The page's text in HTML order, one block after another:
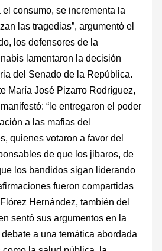
consumo, se incrementa la
las tragedias”, argumentó el
los defensores de la
lamentaron la decisión
del Senado de la República.
María José Pizarro Rodríguez,
“le entregaron el poder
a las mafias del
quienes votaron a favor del
de que los jibaros, de
los bandidos sigan liderando
fueron compartidas
Hernández, también del
sentó sus argumentos en la
a una temática abordada